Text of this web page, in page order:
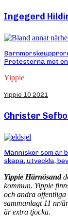
Ingegerd
Protesterna mot
Yippie
Yippie 10 2021
Christer
Människor som är
skapa, utveckla,
Yippie Härnösand
kommun. Yippie
och andra offentliga
sammanlagt 11 nr/
är extra tjocka.